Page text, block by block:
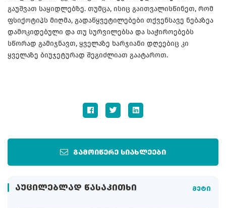
გამოიწერე სიახლეები
ᲐᲣᲪᲘᲚᲔᲑᲚᲐᲓ ᲬᲐᲡᲐᲙᲘᲗᲮᲘ მეტი
გაუშვათ საყიდლებზე. თუმცა, ისიც გაითვალისწინეთ, რომ
ფსიქოტიპს მიღმა, გადაწყვეტილებები თქვენსავე ნებაზეა
დამოკიდებული და თუ სურვილებსა და საჭიროებებს
სწორად გამიჯნავთ, ყველაზე ხარჯიანი დღეებიც კი
ყველაზე ბიუჯეტურად შეგიძლიათ გაატაროთ.